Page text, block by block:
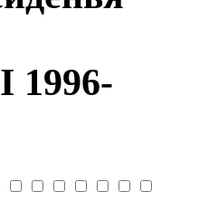
1996-